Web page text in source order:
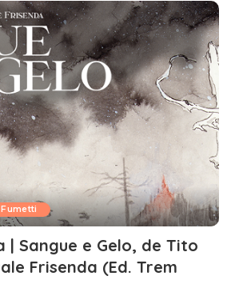
Fumetti
| Sangue e Gelo, de Tito
Frisenda (Ed. Trem